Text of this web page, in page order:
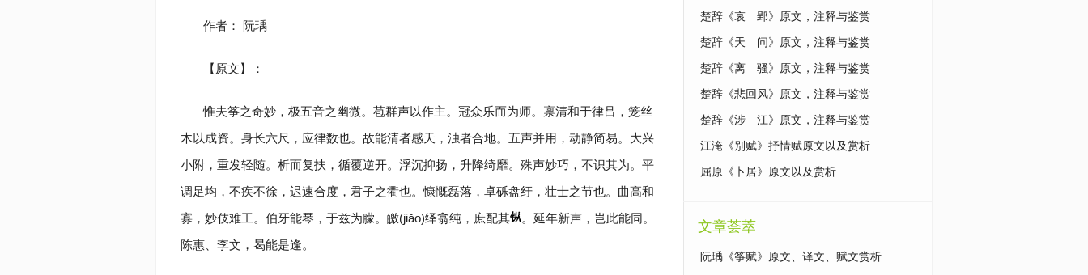
作者： 阮瑀
【原文】：
惟夫筝之奇妙，极五音之幽微。苞群声以作主。冠众乐而为师。禀清和于律吕，笼丝
木以成资。身长六尺，应律数也。故能清者感天，浊者合地。五声并用，动静简易。大兴
小附，重发轻随。析而复扶，循覆逆开。浮沉抑扬，升降绮靡。殊声妙巧，不识其为。平
调足均，不疾不徐，迟速合度，君子之衢也。慷慨磊落，卓砾盘纡，壮士之节也。曲高和
寡，妙伎难工。伯牙能琴，于兹为朦。皦(jiǎo)绎翕纯，庶配其
。延年新声，岂此能同。
陈惠、李文，曷能是逢。
楚辞《哀 郢》原文，注释与鉴赏
楚辞《天 问》原文，注释与鉴赏
楚辞《离 骚》原文，注释与鉴赏
楚辞《悲回风》原文，注释与鉴赏
楚辞《涉 江》原文，注释与鉴赏
江淹《别赋》抒情赋原文以及赏析
屈原《卜居》原文以及赏析
文章荟萃
阮瑀《筝赋》原文、译文、赋文赏析